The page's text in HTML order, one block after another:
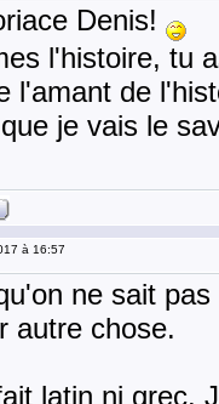
Denis!
l'histoire, tu
l'amant de
je vais le
à 16:57
ne sait
autre chose.
latin ni grec.